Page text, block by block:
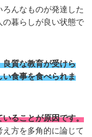
んなものが発達した
暮らしが良い状態で
質な教育が受けら
食事を食べられま
ることが原因です。
方を多角的に論じて